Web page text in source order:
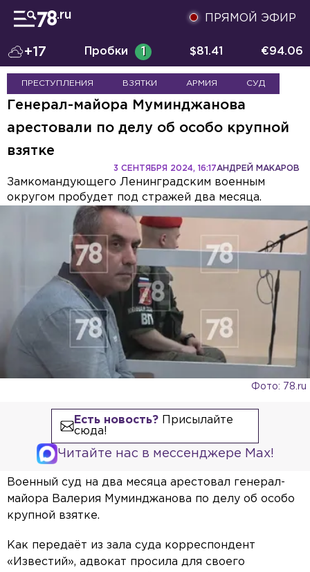
ПРЯМОЙ ЭФИР
+17 Пробки 1 $81.41 €94.06
ПРЕСТУПЛЕНИЯ ВЗЯТКИ АРМИЯ СУД
Генерал-майора Муминджанова
арестовали по делу об особо крупной
взятке
АНДРЕЙ МАКАРОВ
3 СЕНТЯБРЯ 2024, 16:17
Замкомандующего Ленинградским военным
округом пробудет под стражей два месяца.
Фото: 78.ru
Есть новость?Присылайте
сюда!
Читайте нас в мессенджере Max!
Военный суд на два месяца арестовал генерал-
майора Валерия Муминджанова по делу об особо
крупной взятке.
Как передаёт из зала суда корреспондент
«Известий», адвокат просила для своего